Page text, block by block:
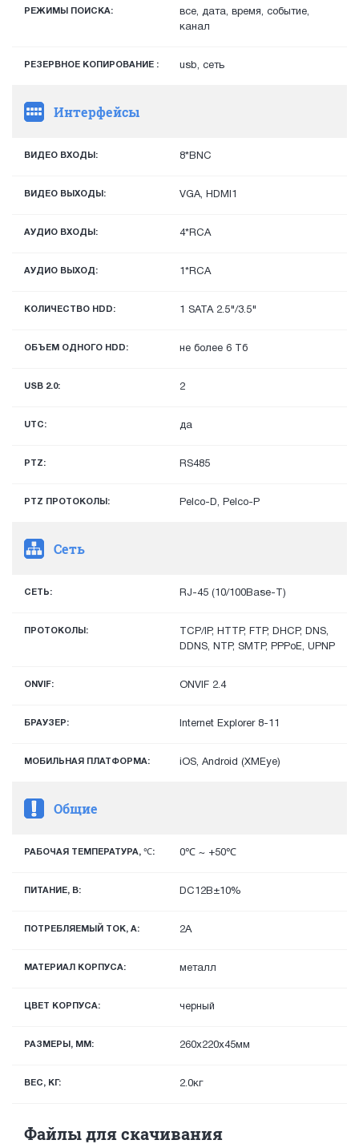
РЕЖИМЫ ПОИСКА:
все, дата, время, событие,
канал
РЕЗЕРВНОЕ КОПИРОВАНИЕ : usb, сеть
Интерфейсы
ВИДЕО ВХОДЫ: 8*BNC
ВИДЕО ВЫХОДЫ: VGA, HDMI1
АУДИО ВХОДЫ: 4*RCA
АУДИО ВЫХОД: 1*RCA
КОЛИЧЕСТВО HDD: 1 SATA 2.5"/3.5"
ОБЪЕМ ОДНОГО HDD: не более 6 Тб
USB 2.0: 2
UTC: да
PTZ: RS485
PTZ ПРОТОКОЛЫ: Pelco-D, Pelco-P
Сеть
СЕТЬ: RJ-45 (10/100Base-T)
ПРОТОКОЛЫ:
TCP/IP, HTTP, FTP, DHCP, DNS,
DDNS, NTP, SMTP, PPPoE, UPNP
ONVIF: ONVIF 2.4
БРАУЗЕР: Internet Explorer 8-11
МОБИЛЬНАЯ ПЛАТФОРМА: iOS, Android (XMEye)
Общие
РАБОЧАЯ ТЕМПЕРАТУРА, ℃: 0℃ ~ +50℃
ПИТАНИЕ, В: DC12В±10%
ПОТРЕБЛЯЕМЫЙ ТОК, А: 2А
МАТЕРИАЛ КОРПУСА: металл
ЦВЕТ КОРПУСА: черный
РАЗМЕРЫ, ММ: 260x220x45мм
ВЕС, КГ: 2.0кг
Файлы для скачивания